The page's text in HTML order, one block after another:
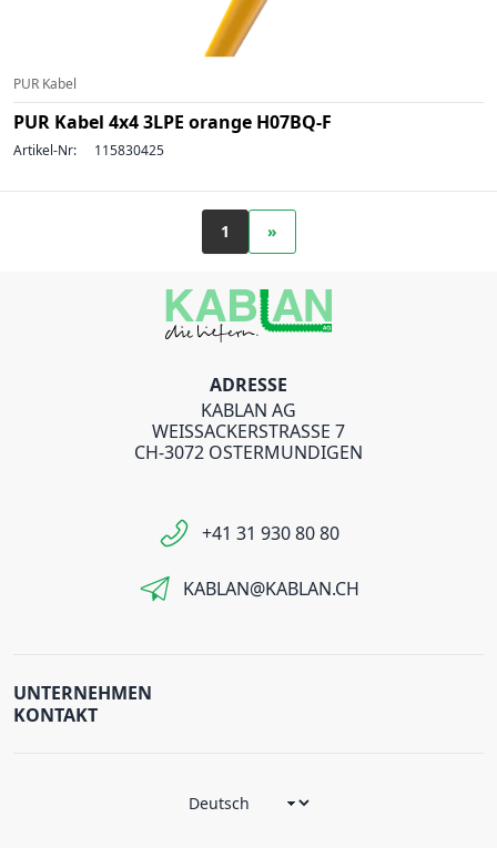
PUR Kabel
PUR Kabel 4x4 3LPE orange H07BQ-F
Artikel-Nr: 115830425
1 »
ADRESSE
KABLAN AG
WEISSACKERSTRASSE 7
CH-3072 OSTERMUNDIGEN
+41 31 930 80 80
KABLAN@KABLAN.CH
UNTERNEHMEN
KONTAKT